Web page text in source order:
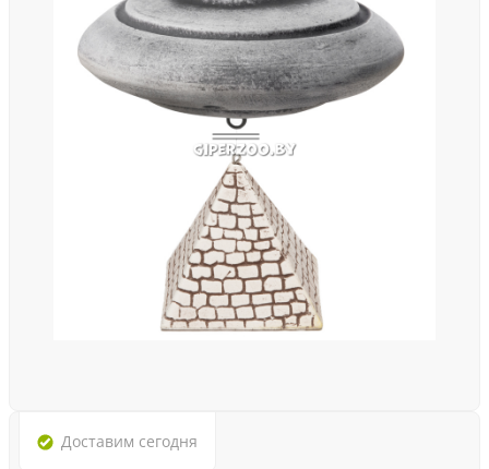
Доставим сегодня